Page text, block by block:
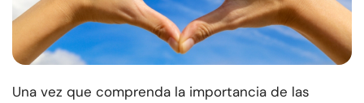
Una vez que comprenda la importancia de las